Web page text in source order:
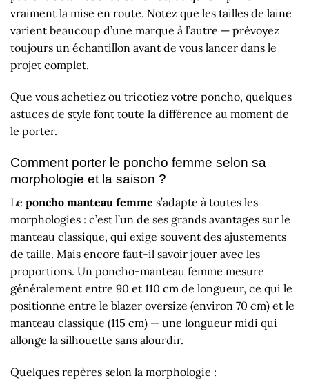
vraiment la mise en route. Notez que les tailles de laine
varient beaucoup d’une marque à l’autre — prévoyez
toujours un échantillon avant de vous lancer dans le
projet complet.
Que vous achetiez ou tricotiez votre poncho, quelques
astuces de style font toute la différence au moment de
le porter.
Comment porter le poncho femme selon sa
morphologie et la saison ?
Le poncho manteau femme s’adapte à toutes les
morphologies : c’est l’un de ses grands avantages sur le
manteau classique, qui exige souvent des ajustements
de taille. Mais encore faut-il savoir jouer avec les
proportions. Un poncho-manteau femme mesure
généralement entre 90 et 110 cm de longueur, ce qui le
positionne entre le blazer oversize (environ 70 cm) et le
manteau classique (115 cm) — une longueur midi qui
allonge la silhouette sans alourdir.
Quelques repères selon la morphologie :